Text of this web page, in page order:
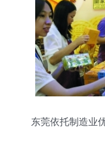
东莞依托制造业